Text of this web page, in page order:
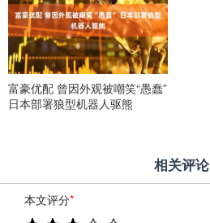
富豪优配 曾因外观被嘲笑“愚蠢”
日本部署狼型机器人驱熊
相关评论
本文评分*